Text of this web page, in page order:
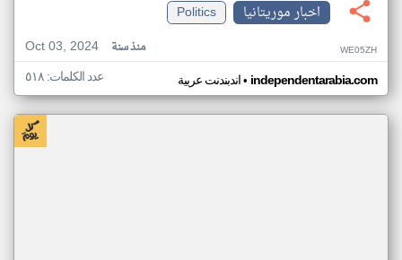
اخبار موريتانيا
Politics
Oct 03, 2024
منذ سنة WE05ZH
اندبندنت عربية• independentarabia.com عدد الكلمات: ٥١٨